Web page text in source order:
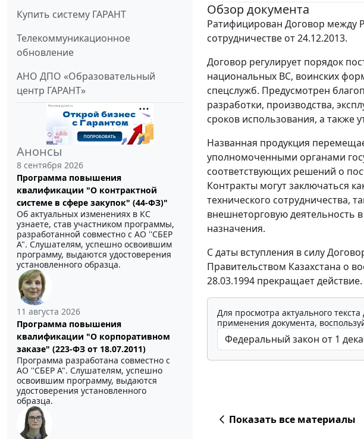
Купить систему ГАРАНТ
Телекоммуникационное
обновление
АНО ДПО «Образовательный
центр ГАРАНТ»
Анонсы
8 сентября 2026
Программа повышения
квалификации "О контрактной
системе в сфере закупок" (44-ФЗ)"
Об актуальных изменениях в КС
узнаете, став участником программы,
разработанной совместно с АО ''СБЕР
А". Слушателям, успешно освоившим
программу, выдаются удостоверения
установленного образца.
11 августа 2026
Программа повышения
квалификации "О корпоративном
заказе" (223-ФЗ от 18.07.2011)
Программа разработана совместно с
АО ''СБЕР А". Слушателям, успешно
освоившим программу, выдаются
удостоверения установленного
образца.
Обзор документа
Ратифицирован Договор между
сотрудничестве от 24.12.2013.
Договор регулирует порядок
национальных ВС, воинских
спецслужб. Предусмотрен
разработки, производства,
сроков использования, а также
Названная продукция
уполномоченными органами
соответствующих решений о
Контракты могут заключаться
технического сотрудничества,
внешнеторговую деятельность
назначения.
С даты вступления в силу
Правительством Казахстана о
28.03.1994 прекращает действие.
Для просмотра актуального
применения документа,
Показать все материалы